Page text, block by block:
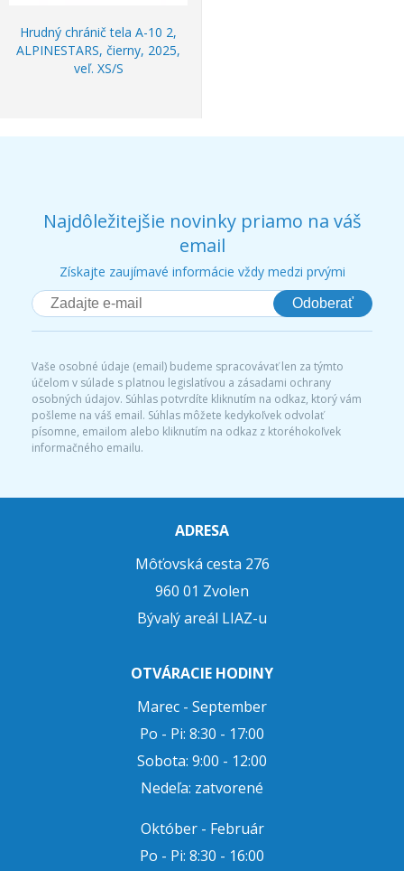
Hrudný chránič tela A-10 2,
ALPINESTARS, čierny, 2025,
veľ. XS/S
Najdôležitejšie novinky priamo na váš
email
Získajte zaujímavé informácie vždy medzi prvými
Odoberať
Vaše osobné údaje (email) budeme spracovávať len za týmto
účelom v súlade s platnou legislatívou a zásadami ochrany
osobných údajov. Súhlas potvrdíte kliknutím na odkaz, ktorý vám
pošleme na váš email. Súhlas môžete kedykoľvek odvolať
písomne, emailom alebo kliknutím na odkaz z ktoréhokoľvek
informačného emailu.
ADRESA
Môťovská cesta 276
960 01 Zvolen
Bývalý areál LIAZ-u
OTVÁRACIE HODINY
Marec - September
Po - Pi: 8:30 - 17:00
Sobota: 9:00 - 12:00
Nedeľa: zatvorené
Október - Február
Po - Pi: 8:30 - 16:00